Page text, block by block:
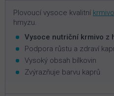
Plovoucí vysoce kvalitní krmivo
hmyzu.
Vysoce nutriční krmivo z
Podpora růstu a zdraví
Vysoký obsah bílkovin
Zvýrazňuje barvu kaprů